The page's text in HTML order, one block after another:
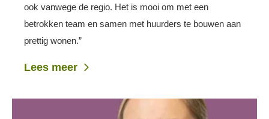
ook vanwege de regio. Het is mooi om met een
betrokken team en samen met huurders te bouwen aan
prettig wonen.”
Lees meer